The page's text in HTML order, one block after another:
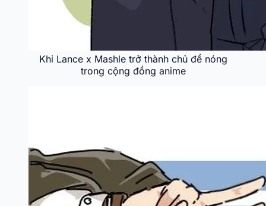
Khi Lance x Mashle trở thành chủ đề nóng
trong cộng đồng anime